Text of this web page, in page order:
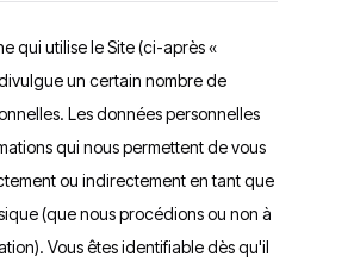
qui utilise le Site (ci-après «
divulgue un certain nombre de
Les données personnelles
qui nous permettent de vous
ou indirectement en tant que
(que nous procédions ou non à
Vous êtes identifiable dès qu'il